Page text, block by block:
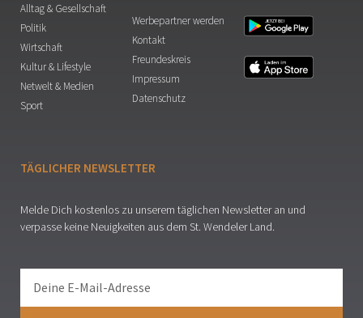
Alltag & Gesellschaft
Politik
Wirtschaft
Kultur & Lifestyle
Netwelt & Medien
Sport
Werbepartner werden
Kontakt
Freundeskreis
Impressum
Datenschutz
TÄGLICHER NEWSLETTER
Melde Dich kostenlos zu unserem täglichen Newsletter an und
verpasse keine Neuigkeiten aus dem St. Wendeler Land.